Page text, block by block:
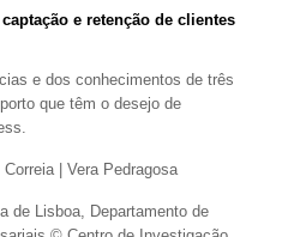
e retenção de clientes
e dos conhecimentos de três
que têm o desejo de
| Vera Pedragosa
de Lisboa, Departamento de